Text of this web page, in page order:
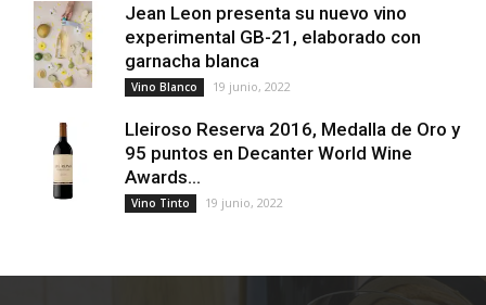
Jean Leon presenta su nuevo vino
experimental GB-21, elaborado con
garnacha blanca
Vino Blanco 19 junio, 2022
Lleiroso Reserva 2016, Medalla de Oro y
95 puntos en Decanter World Wine
Awards...
Vino Tinto 19 junio, 2022